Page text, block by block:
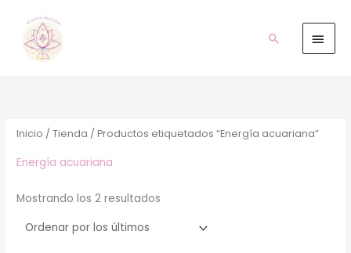
contenido
Buscar
Inicio /Tienda / Productos etiquetados “Energía acuariana”
Energía acuariana
Mostrando los 2 resultados